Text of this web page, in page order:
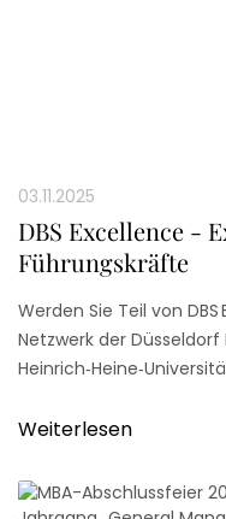
03.11.2025
DBS Excellence -
Führungskräfte
Werden Sie Teil von
Netzwerk der
treffen hier auf Talente
Weiterlesen